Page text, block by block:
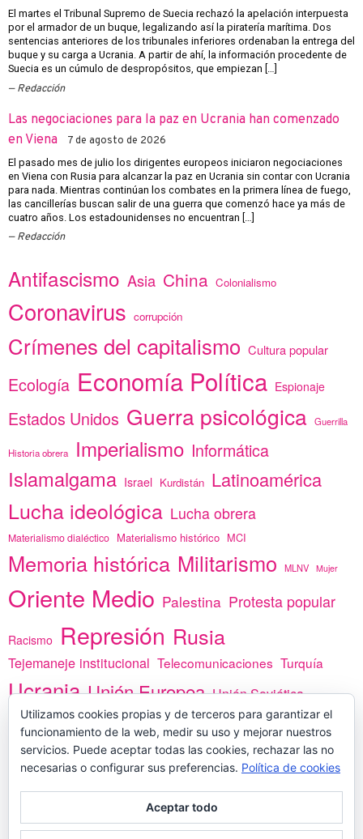
El martes el Tribunal Supremo de Suecia rechazó la apelación interpuesta
por el armador de un buque, legalizando así la piratería marítima. Dos
sentencias anteriores de los tribunales inferiores ordenaban la entrega del
buque y su carga a Ucrania. A partir de ahí, la información procedente de
Suecia es un cúmulo de despropósitos, que empiezan […]
Redacción
Las negociaciones para la paz en Ucrania han comenzado
en Viena
7 de agosto de 2026
El pasado mes de julio los dirigentes europeos iniciaron negociaciones
en Viena con Rusia para alcanzar la paz en Ucrania sin contar con Ucrania
para nada. Mientras continúan los combates en la primera línea de fuego,
las cancillerías buscan salir de una guerra que comenzó hace ya más de
cuatro años. Los estadounidenses no encuentran […]
Redacción
Antifascismo Asia China Colonialismo
Coronavirus corrupción
Crímenes del capitalismo Cultura popular
Ecología Economía Política Espionaje
Estados Unidos Guerra psicológica Guerrilla
Historia obrera Imperialismo Informática
Islamalgama Israel Kurdistán Latinoamérica
Lucha ideológica Lucha obrera
Materialismo dialéctico Materialismo histórico MCI
Memoria histórica Militarismo MLNV Mujer
Oriente Medio Palestina Protesta popular
Racismo Represión Rusia
Tejemaneje institucional Telecomunicaciones Turquía
Ucrania Unión Europea Unión Soviética
vacunas Yemen África
PREGÚNTANOS
Utilizamos cookies propias y de terceros para garantizar el
funcionamiento de la web, medir su uso y mejorar nuestros
servicios. Puede aceptar todas las cookies, rechazar las no
necesarias o configurar sus preferencias. Política de cookies
Aceptar todo